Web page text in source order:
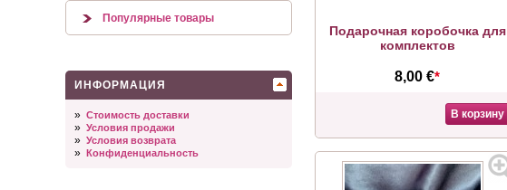
Популярные товары
ИНФОРМАЦИЯ
» Стоимость доставки
» Условия продажи
» Условия возврата
» Конфиденциальность
Подарочная коробочка для
комплектов
8,00 €*
В корзину